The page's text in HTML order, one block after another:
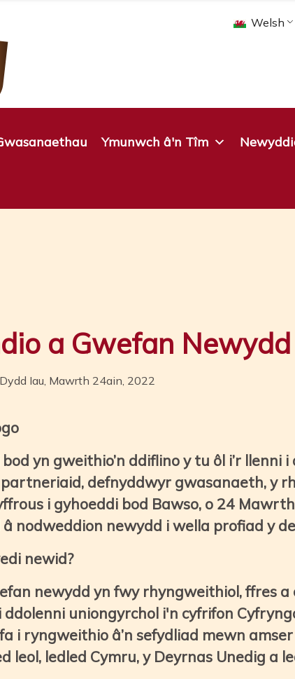
Welsh
Ymunwch â'n Tîm
a Gwefan Newydd
Dydd Iau, Mawrth 24ain, 2022
yn gweithio’n ddiflino y tu ôl i’r
defnyddwyr gwasanaeth, y
i gyhoeddi bod Bawso, o 24
â nodweddion newydd i wella profiad y
newid?
newydd yn fwy rhyngweithiol, ffres
ddolenni uniongyrchol i'n cyfrifon
i ryngweithio â’n sefydliad mewn
leol, ledled Cymru, y Deyrnas Unedig a